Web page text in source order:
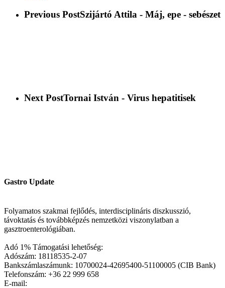
Previous PostSzijártó Attila - Máj, epe - sebészet
Next PostTornai István - Virus hepatitisek
Gastro Update
Folyamatos szakmai fejlődés, interdisciplináris diszkusszió,
távoktatás és továbbképzés nemzetközi viszonylatban a
gasztroenterológiában.
Adó 1% Támogatási lehetőség:
Adószám: 18118535-2-07
Bankszámlaszámunk: 10700024-42695400-51100005 (CIB Bank)
Telefonszám: +36 22 999 658
E-mail: